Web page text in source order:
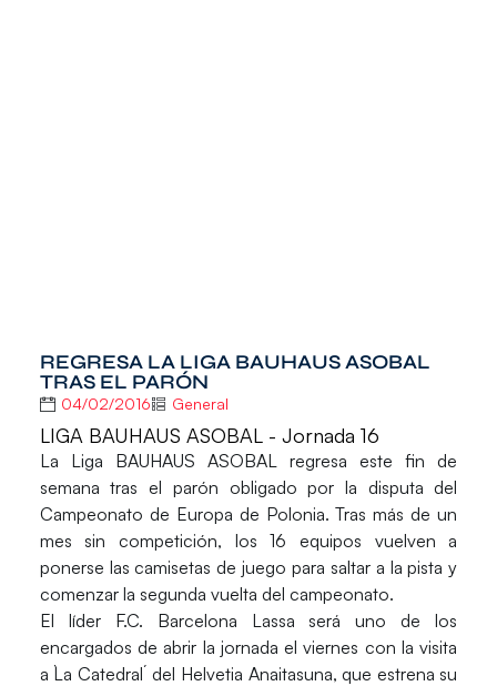
REGRESA LA LIGA BAUHAUS ASOBAL
TRAS EL PARÓN
04/02/2016 General
LIGA BAUHAUS ASOBAL - Jornada 16
La Liga BAUHAUS ASOBALregresa este fin de
semana tras el parón obligado por la disputa del
Campeonato de Europa de Polonia. Tras más de un
mes sin competición, los 16 equipos vuelven a
ponerse las camisetas de juego para saltar a la pista y
comenzar la segunda vuelta del campeonato.
El líder F.C. Barcelona Lassa será uno de los
encargados de abrir la jornada el viernes con la visita
a `La Catedral´del Helvetia Anaitasuna, que estrena su